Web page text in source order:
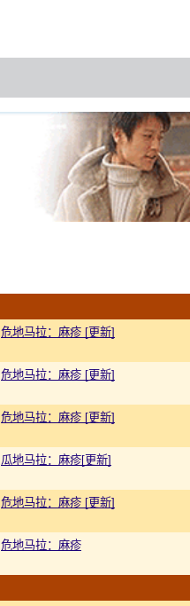
危地马拉：麻疹 [更新]
危地马拉：麻疹 [更新]
危地马拉：麻疹 [更新]
瓜地马拉：麻疹[更新]
危地马拉：麻疹 [更新]
危地马拉：麻疹